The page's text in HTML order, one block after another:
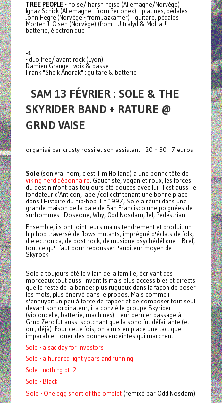
TREE PEOPLE- noise/ harsh noise (Allemagne/Norvège)
Ignaz Schick (Allemagne - from Perlonex) : platines, pédales
John Hegre (Norvège - from Jazkamer) : guitare, pédales
Morten J. Olsen (Norvège) (from - Ultralyd & MoHa !) :
batterie, électronique
+
-1
- duo free/ avant rock (Lyon)
Damien Grange : voix & basse
Frank "Sheik Anorak" : guitare & batterie
SAM 13 FÉVRIER : SOLE & THE
SKYRIDER BAND + RATURE @
GRND VAISE
organisé par crusty rossi et son assistant - 20 h 30 - 7 euros
Sole(son vrai nom, c'est Tim Holland) a une bonne tête de
viking nerd débonnaire . Gauchiste, vegan et roux, les forces
du destin n'ont pas toujours été douces avec lui. Il est aussi le
fondateur d’Anticon, label/collectif tenant une bonne place
dans l'Histoire du hip-hop. En 1997, Sole a réuni dans une
grande maison de la baie de San Francisco une poignées de
surhommes : Doseone, Why, Odd Nosdam, Jel, Pedestrian...
Ensemble, ils ont joint leurs mains tendrement et produit un
hip hop traversé de flows mutants, imprégné d'éclats de folk,
d'electronica, de post rock, de musique psychédélique... Bref,
tout ce qu'il faut pour repousser l'auditeur moyen de
Skyrock.
Sole a toujours été le vilain de la famille, écrivant des
morceaux tout aussi inventifs mais plus accessibles et directs
que le reste de la bande; plus rugueux dans la façon de poser
les mots, plus énervé dans le propos. Mais comme il
s'ennuyait un peu à force de rapper et de composer tout seul
devant son ordinateur, il a convié le groupe Skyrider
(violoncelle, batterie, machines). Leur dernier passage à
Grnd Zero fut aussi scotchant que la sono fut défaillante (et
oui, déjà). Pour cette fois, on a mis en place une tactique
imparable : louer des bonnes enceintes qui marchent.
Sole - a sad day for investors
Sole - a hundred light years and running
Sole - nothing pt. 2
Sole - Black
Sole - One egg short of the omelet(remixé par Odd Nosdam)